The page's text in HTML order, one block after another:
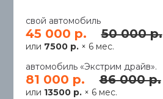
свой автомобиль
45 000 р. 50 000 р.
или 7500 р.× 6 мес.
автомобиль «Экстрим драйв».
81 000 р. 86 000 р.
или 13500 р.× 6 мес.